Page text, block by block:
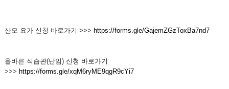
산모 요가 신청 바로가기 >>> https://forms.gle/GajemZGzToxBa7nd7
올바른 식습관(난임) 신청 바로가기
>>> https://forms.gle/xqM6ryME9qgR9cYi7